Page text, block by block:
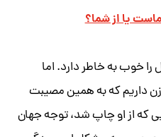
یا از شما؟
خوب به خاطر دارد. اما
داریم که به همین مصیبت
که از او چاپ شد، توجه جهان